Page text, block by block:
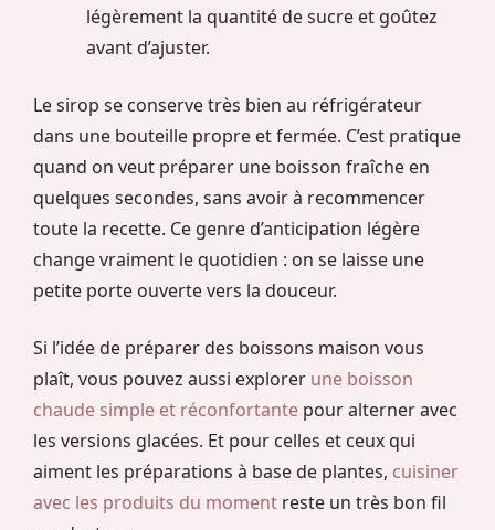
légèrement la quantité de sucre et goûtez
avant d’ajuster.
Le sirop se conserve très bien au réfrigérateur
dans une bouteille propre et fermée. C’est pratique
quand on veut préparer une boisson fraîche en
quelques secondes, sans avoir à recommencer
toute la recette. Ce genre d’anticipation légère
change vraiment le quotidien : on se laisse une
petite porte ouverte vers la douceur.
Si l’idée de préparer des boissons maison vous
plaît, vous pouvez aussi explorer une boisson
chaude simple et réconfortante pour alterner avec
les versions glacées. Et pour celles et ceux qui
aiment les préparations à base de plantes, cuisiner
avec les produits du moment reste un très bon fil